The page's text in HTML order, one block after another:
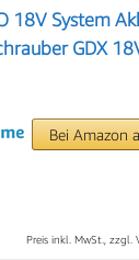
18V System
GDX
Bei Amazon
Preis inkl. MwSt., zzgl.